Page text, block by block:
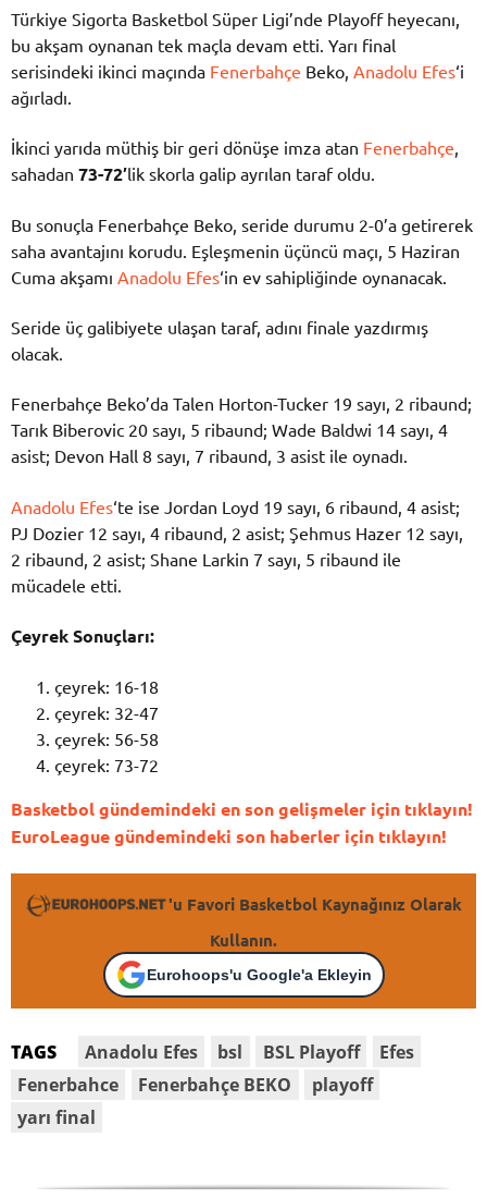
Türkiye Sigorta Basketbol Süper Ligi’nde Playoff heyecanı,
bu akşam oynanan tek maçla devam etti. Yarı final
serisindeki ikinci maçında Fenerbahçe Beko, Anadolu Efes‘i
ağırladı.
İkinci yarıda müthiş bir geri dönüşe imza atan Fenerbahçe
sahadan 73-72′lik skorla galip ayrılan taraf oldu.
Bu sonuçla Fenerbahçe Beko, seride durumu 2-0’a getirerek
saha avantajını korudu. Eşleşmenin üçüncü maçı, 5 Haziran
Cuma akşamı Anadolu Efes‘in ev sahipliğinde oynanacak.
Seride üç galibiyete ulaşan taraf, adını finale yazdırmış
olacak.
Fenerbahçe Beko’da Talen Horton-Tucker 19 sayı, 2 ribaund;
Tarık Biberovic 20 sayı, 5 ribaund; Wade Baldwi 14 sayı, 4
asist; Devon Hall 8 sayı, 7 ribaund, 3 asist ile oynadı.
Anadolu Efes‘te ise Jordan Loyd 19 sayı, 6 ribaund, 4 asist;
PJ Dozier 12 sayı, 4 ribaund, 2 asist; Şehmus Hazer 12 sayı,
2 ribaund, 2 asist; Shane Larkin 7 sayı, 5 ribaund ile
mücadele etti.
Çeyrek Sonuçları:
çeyrek: 16-18
çeyrek: 32-47
çeyrek: 56-58
çeyrek: 73-72
Basketbol gündemindeki en son gelişmeler için tıklayın!
EuroLeague gündemindeki son haberler için tıklayın!
'u Favori Basketbol Kaynağınız Olarak
Kullanın.
Eurohoops'u Google'a Ekleyin
TAGS Anadolu Efes bsl BSL Playoff
Efes
Fenerbahce
Fenerbahçe BEKO
playoff
yarı final